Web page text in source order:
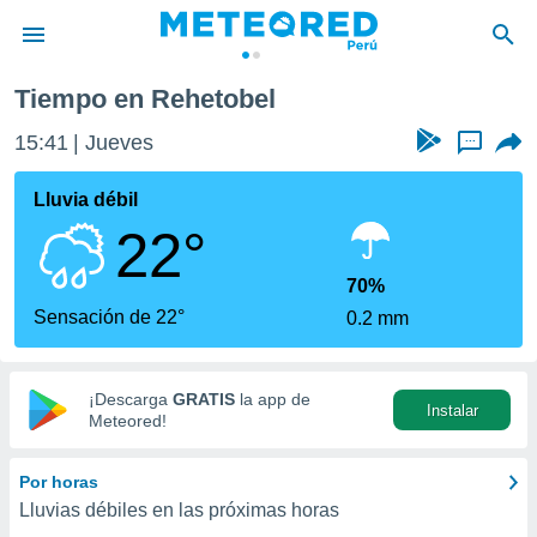
de
ha sido
para
que se
calidad.
a este
las
y
digital
basada
Tiempo en Rehetobel
15:41 Jueves ...
Lluvia débil
22°
Sensación de 22°
70%
0.2 mm
¡Descarga GRATIS la app de
Meteored!
Instalar
Por horas
Lluvias débiles en las próximas horas